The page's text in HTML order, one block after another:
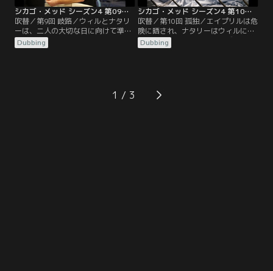
シカゴ・メッド シーズン4 第09話／吹替
吹替／第9回 岐路／ウィルとナタリ
ーは、二人の大切な日に向けて準備
を進めるが、疑うことを知らないウ
ィルはすぐに脇道へそれてしまう。
たちだけで妊婦の出産を行う。ロー
ズ医師は、ハルステッド刑事にとっ
Dubbing
シカゴ・メッド シーズン4 第10話／吹替
吹替／第10回 孤独／エイプリルは危
険に晒され、ナタリーはウィルにつ
いてある事実を知る。ローズ医師は
自分のハイブリッド手術室完成を祝
Dubbing
1